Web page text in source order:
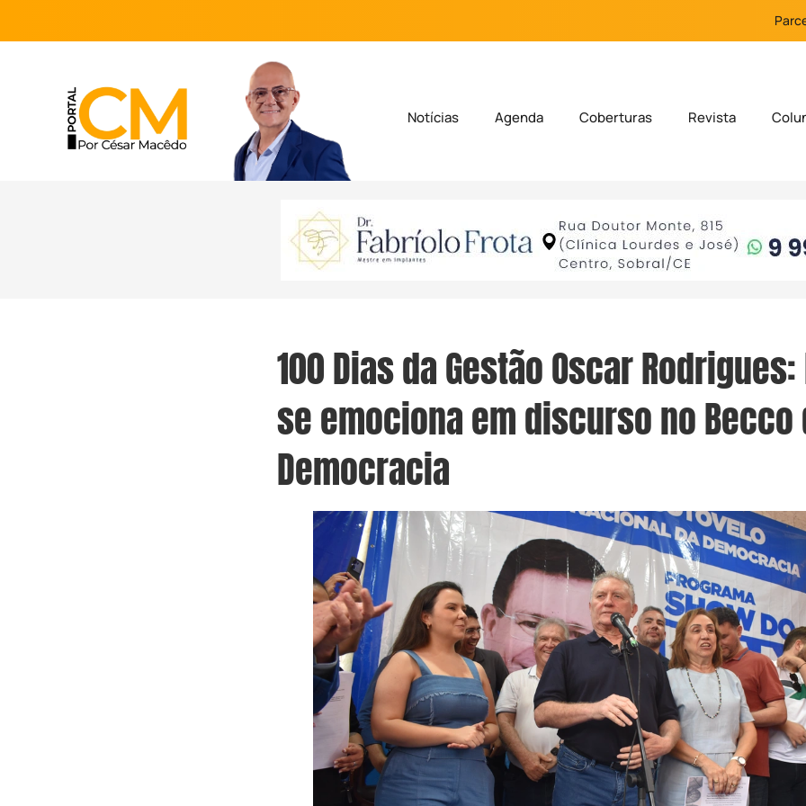
Notícias Agenda Coberturas Revista
100 Dias da Gestão Oscar
se emociona em discurso no Becco
Democracia